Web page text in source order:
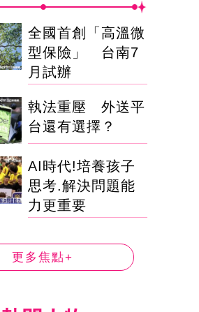
全國首創「高溫微
型保險」 台南7
月試辦
執法重壓 外送平
台還有選擇？
AI時代!培養孩子
思考.解決問題能
力更重要
更多焦點+